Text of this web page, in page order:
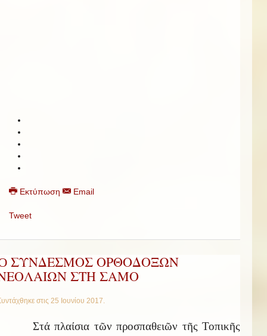
Εκτύπωση Email
Tweet
ΣΥΝΔΕΣΜΟΣ ΟΡΘΟΔΟΞΩΝ
ΣΤΗ ΣΑΜΟ
στις 25 Ιουνίου 2017.
Στά πλαίσια τῶν προσπαθειῶν τῆς Τοπικῆς